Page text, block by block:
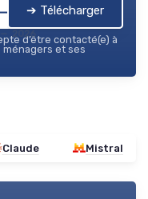
2026
➔ Télécharger
d’être contacté(e) à
ménagers et ses
Claude Mistral